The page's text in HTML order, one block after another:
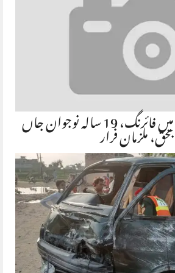
اٹک: ستار چوک میں فائرنگ، 19 سالہ نوجوان جاںبحق، ملزمان فرار